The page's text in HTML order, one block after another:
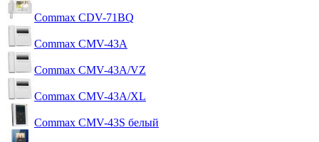
Commax CDV-71BQ
Commax CMV-43A
Commax CMV-43A/VZ
Commax CMV-43A/XL
Commax CMV-43S белый